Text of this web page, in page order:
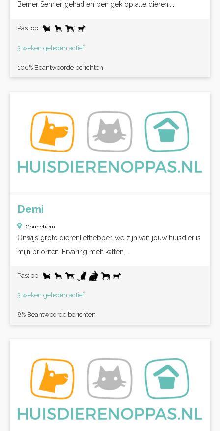
Berner Senner gehad en ben gek op alle dieren....
Past op:
3 weken geleden actief
100% Beantwoorde berichten
Demi
Gorinchem
Onwijs grote dierenliefhebber, welzijn van jouw huisdier is
mijn prioriteit. Ervaring met: katten,...
Past op:
3 weken geleden actief
8% Beantwoorde berichten